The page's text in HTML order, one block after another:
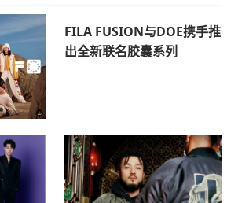
FILA FUSION与DOE携手推
出全新联名胶囊系列